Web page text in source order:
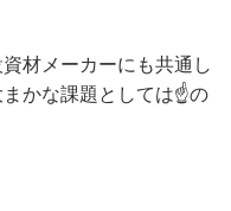
材メーカーにも共通し
かな課題としては☝の